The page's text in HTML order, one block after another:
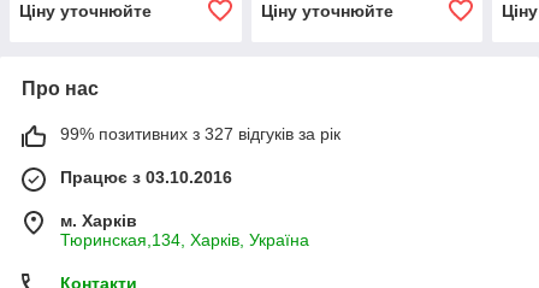
Ціну уточнюйте
Ціну уточнюйте
Про нас
99% позитивних з 327 відгуків за рік
Працює з 03.10.2016
м. Харків
Тюринская,134, Харків, Україна
Контакти